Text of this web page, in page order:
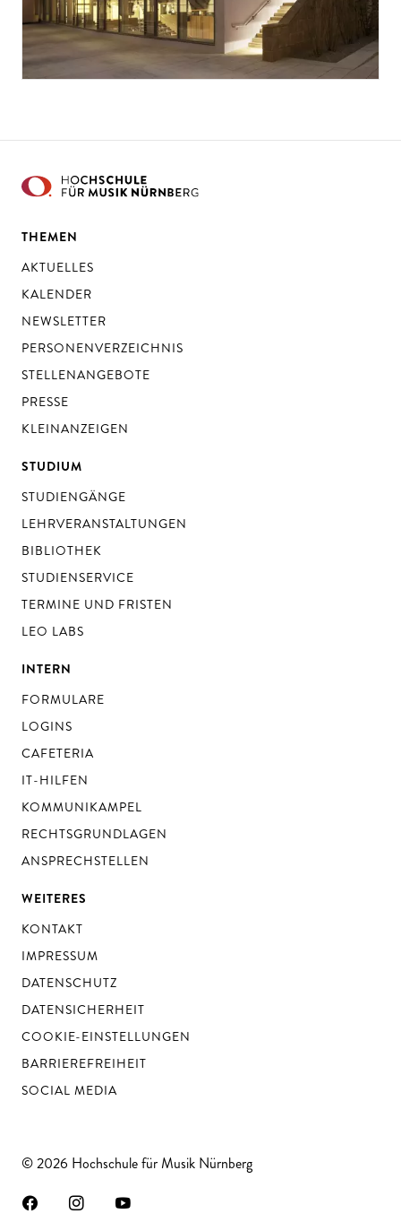
THEMEN
AKTUELLES
KALENDER
NEWSLETTER
PERSONENVERZEICHNIS
STELLENANGEBOTE
PRESSE
KLEINANZEIGEN
STUDIUM
STUDIENGÄNGE
LEHRVERANSTALTUNGEN
BIBLIOTHEK
STUDIENSERVICE
TERMINE UND FRISTEN
LEO LABS
INTERN
FORMULARE
LOGINS
CAFETERIA
IT-HILFEN
KOMMUNIKAMPEL
RECHTSGRUNDLAGEN
ANSPRECHSTELLEN
WEITERES
KONTAKT
IMPRESSUM
DATENSCHUTZ
DATENSICHERHEIT
COOKIE-EINSTELLUNGEN
BARRIEREFREIHEIT
SOCIAL MEDIA
© 2026 Hochschule für Musik Nürnberg